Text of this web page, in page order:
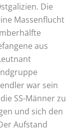
Die
Massenflucht
aus
war sein
SS-Männer zu
und sich den
Aufstand